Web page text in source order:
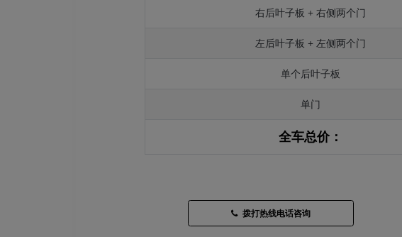
右后叶子板 + 右侧两个门
左后叶子板 + 左侧两个门
单个后叶子板
单门
全车总价：
拨打热线电话咨询